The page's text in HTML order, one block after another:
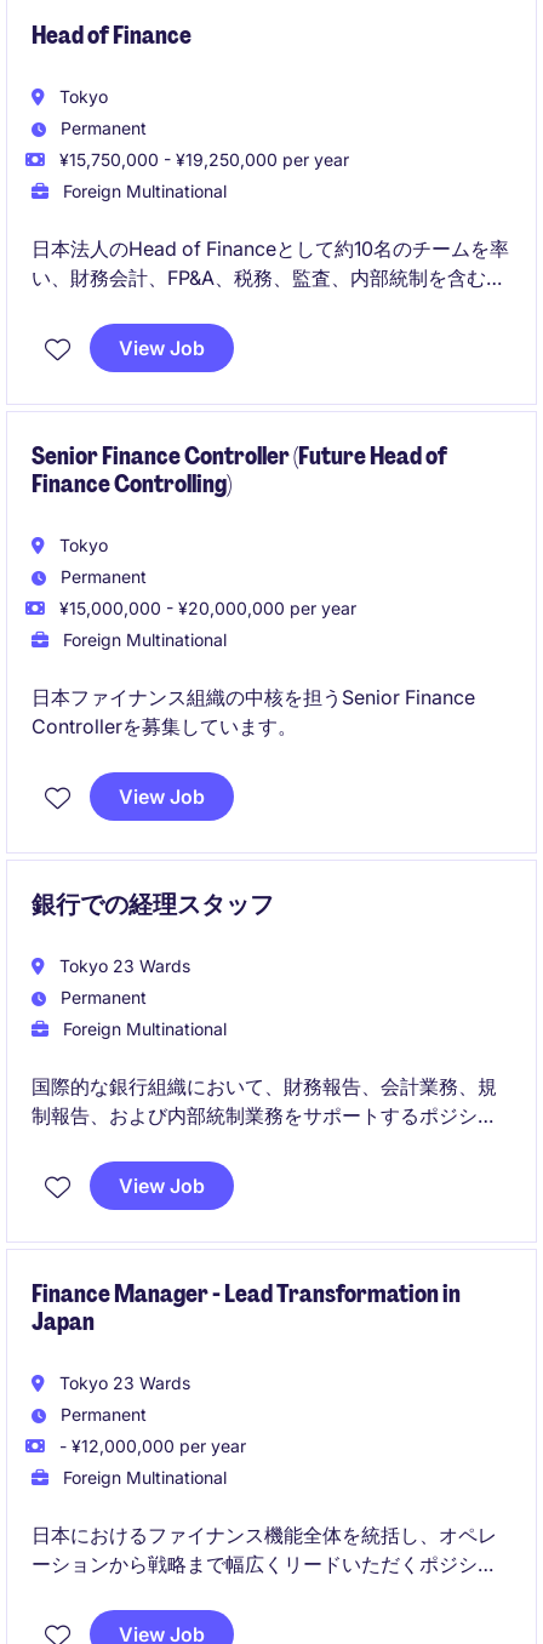
Head of Finance
Tokyo
Permanent
¥15,750,000 - ¥19,250,000 per year
Foreign Multinational
日本法人のHead of Financeとして約10名のチームを率
い、財務会計、FP&A、税務、監査、内部統制を含むフ
日本の経営陣および海外のリージョナル・グローバル
ンです。
View Job
Senior Finance Controller (Future Head of
Finance Controlling)
Tokyo
Permanent
¥15,000,000 - ¥20,000,000 per year
Foreign Multinational
日本ファイナンス組織の中核を担うSenior Finance
Controllerを募集しています。
View Job
銀行での経理スタッフ
Tokyo 23 Wards
Permanent
Foreign Multinational
国際的な銀行組織において、財務報告、会計業務、規
制報告、および内部統制業務をサポートするポジショ
がら、幅広い経理・財務スキルを習得できる成長機会
があります
View Job
Finance Manager - Lead Transformation in
Japan
Tokyo 23 Wards
Permanent
- ¥12,000,000 per year
Foreign Multinational
日本におけるファイナンス機能全体を統括し、オペレ
ーションから戦略まで幅広くリードいただくポジショ
改善およびグローバル連携を推進していただきます。
View Job